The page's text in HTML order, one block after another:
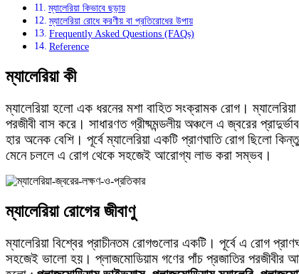
ম্যালেরিয়া কিভাবে ছড়ায়
ম্যালেরিয়া রোধে করণীয় বা প্রতিরোধের উপায়
Frequently Asked Questions (FAQs)
Reference
ম্যালেরিয়া কী
ম্যালেরিয়া হলো এক ধরনের মশা বাহিত সংক্রামক রোগ।
পরজীবী বাস করে। সাধারণত গ্রীষ্মমন্ডলীয় অঞ্চলে এ জ্বরের
হার অনেক বেশি। পূর্বে ম্যালেরিয়া একটি প্রাণঘাতি রোগ ছিলো
মেনে চললে এ রোগ থেকে সহজেই আরোগ্য লাভ করা সম্ভব।
ম্যালেরিয়া রোগের জীবাণু
ম্যালেরিয়া বিশ্বের প্রাচীনতম রোগগুলোর একটি। পূর্বে এ রোগ
সহজেই ভালো হয়। প্লাজমোডিয়াম গণের পাঁচ প্রজাতির